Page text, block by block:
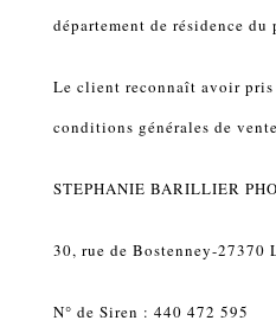
département de résidence du
Le client reconnaît avoir pris
conditions générales de
STEPHANIE BARILLIER
30, rue de Bostenney-27370
N° de Siren : 440 472 595